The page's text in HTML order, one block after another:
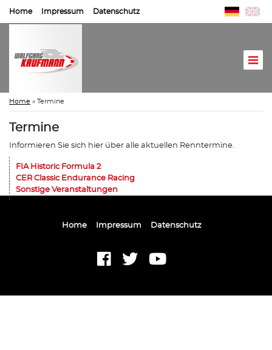
Home Impressum Datenschutz
Home » Termine
Termine
Informieren Sie sich hier über alle aktuellen Renntermine.
FIA Historic Formula 2
CER Classic Endurance Racing
Sonstige Veranstaltungen
Home Impressum Datenschutz